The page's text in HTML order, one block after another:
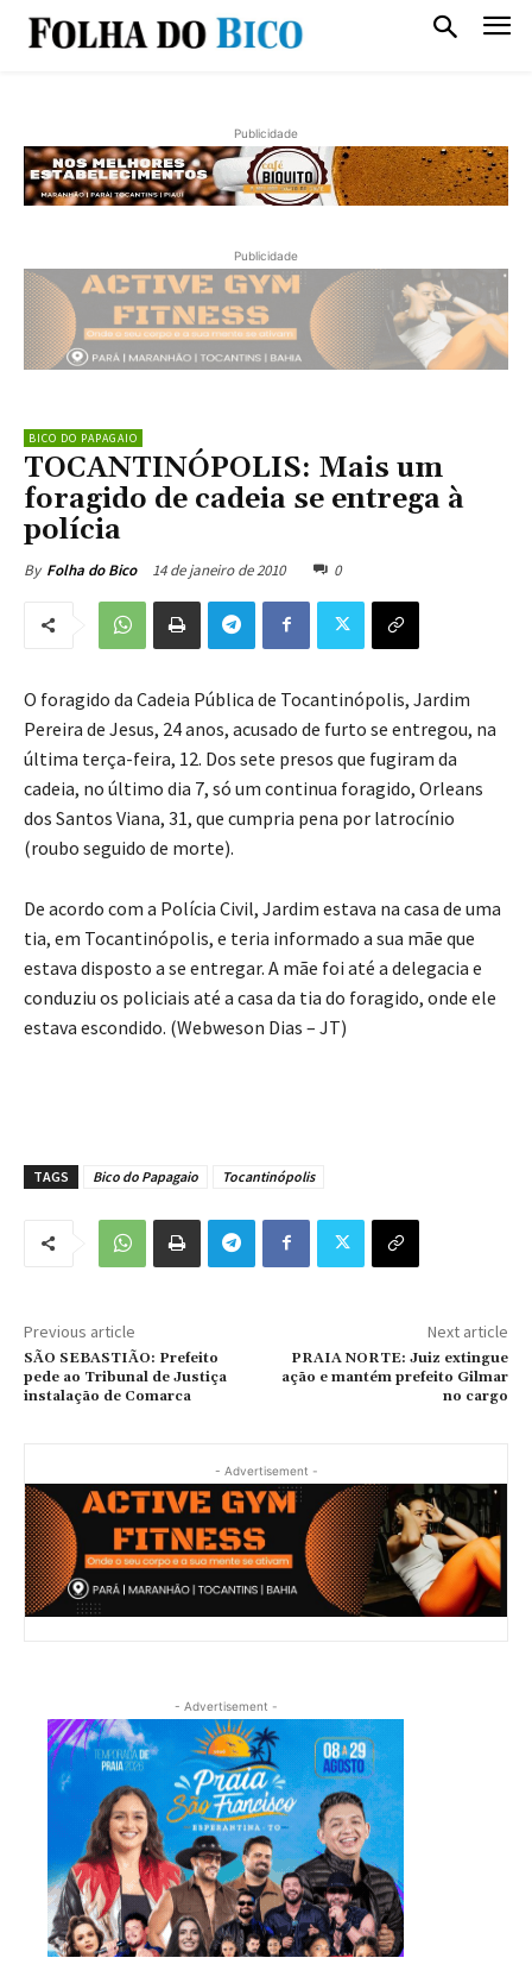
Publicidade
Publicidade
BICO DO PAPAGAIO
TOCANTINÓPOLIS: Mais um
foragido de cadeia se entrega à
polícia
By Folha do Bico 14 de janeiro de 2010 0
O foragido da Cadeia Pública de Tocantinópolis, Jardim
Pereira de Jesus, 24 anos, acusado de furto se entregou, na
última terça-feira, 12. Dos sete presos que fugiram da
cadeia, no último dia 7, só um continua foragido, Orleans
dos Santos Viana, 31, que cumpria pena por latrocínio
(roubo seguido de morte).
De acordo com a Polícia Civil, Jardim estava na casa de uma
tia, em Tocantinópolis, e teria informado a sua mãe que
estava disposto a se entregar. A mãe foi até a delegacia e
conduziu os policiais até a casa da tia do foragido, onde ele
estava escondido. (Webweson Dias – JT)
TAGS Bico do Papagaio Tocantinópolis
Previous article
SÃO SEBASTIÃO: Prefeito
pede ao Tribunal de Justiça
instalação de Comarca
Next article
PRAIA NORTE: Juiz extingue
ação e mantém prefeito Gilmar
no cargo
- Advertisement -
- Advertisement -